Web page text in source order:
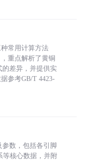
常用计算方法
重点解析了黄铜
的差异，并提供实
参考GB/T 4423-
参数，包括各引脚
等核心数据，并附